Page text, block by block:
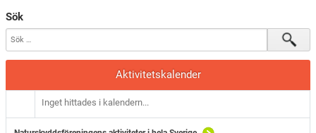
Sök
Aktivitetskalender
Inget hittades i kalendern...